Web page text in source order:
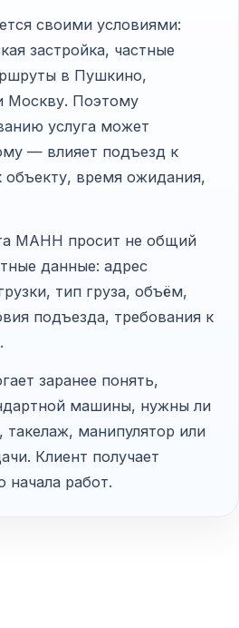
своими условиями:
застройка, частные
в Пушкино,
Москву. Поэтому
услуга может
— влияет подъезд к
объекту, время ожидания,
МАНН просит не общий
данные: адрес
тип груза, объём,
подъезда, требования к
заранее понять,
машины, нужны ли
такелаж, манипулятор или
Клиент получает
начала работ.